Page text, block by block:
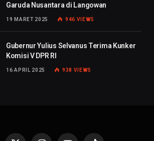
Garuda Nusantara di Langowan
19 MARET 2025 946 VIEWS
Gubernur Yulius Selvanus Terima Kunker
Komisi V DPR RI
16 APRIL 2025 938 VIEWS